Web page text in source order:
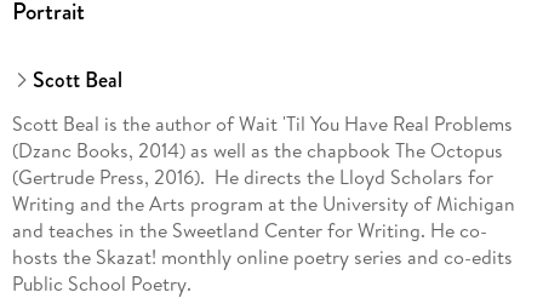
Portrait
Scott Beal
Scott Beal is the author of Wait 'Til You Have Real Problems
(Dzanc Books, 2014) as well as the chapbook The Octopus
(Gertrude Press, 2016). He directs the Lloyd Scholars for
Writing and the Arts program at the University of Michigan
and teaches in the Sweetland Center for Writing. He co-
hosts the Skazat! monthly online poetry series and co-edits
Public School Poetry.